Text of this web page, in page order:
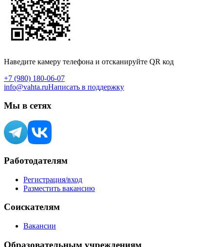
Наведите камеру телефона и отсканируйте QR код
+7 (980) 180-06-07
info@vahta.ruНаписать в поддержку
Мы в сетях
Работодателям
Регистрация/вход
Разместить вакансию
Соискателям
Вакансии
Образовательным учреждениям